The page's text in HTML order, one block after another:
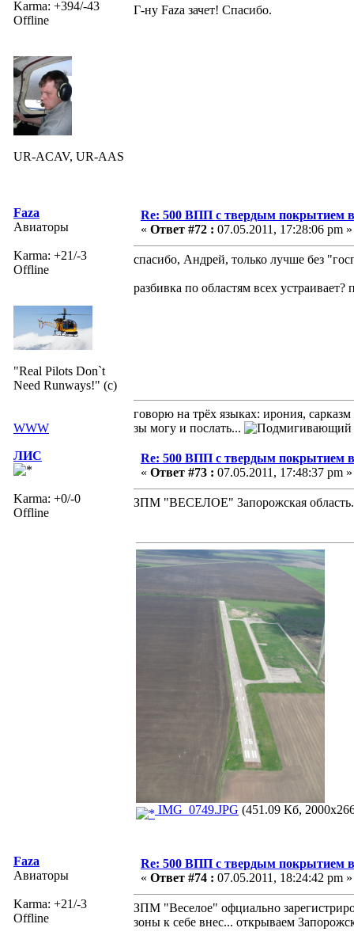
Karma: +394/-43
Offline
UR-ACAV, UR-AAS
Г-ну Faza зачет! Спасибо.
Faza
Авиаторы
Karma: +21/-3
Offline
"Real Pilots Don`t
Need Runways!" (c)
WWW
Re: 500 ВПП с твердым покрытием
« Ответ #72 : 07.05.2011, 17:28:06 pm »
спасибо, Андрей, только лучше без
разбивка по областям всех
говорю на трёх языках: ирония,
зы могу и послать...
ЛИС
Karma: +0/-0
Offline
Re: 500 ВПП с твердым покрытием
« Ответ #73 : 07.05.2011, 17:48:37 pm »
ЗПМ "ВЕСЕЛОЕ" Запорожская область.
IMG_0749.JPG (451.09 Кб,
Faza
Авиаторы
Karma: +21/-3
Offline
Re: 500 ВПП с твердым покрытием
« Ответ #74 : 07.05.2011, 18:24:42 pm »
ЗПМ "Веселое" офциально
зоны к себе внес... открываем